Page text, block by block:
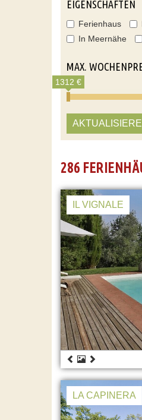
EIGENSCHAFTEN
Ferienhaus
In Meernähe
MAX.
1312 €
286
IL VIGNALE
LA CAPINERA